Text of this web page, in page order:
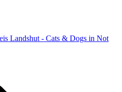
Landshut - Cats & Dogs in Not